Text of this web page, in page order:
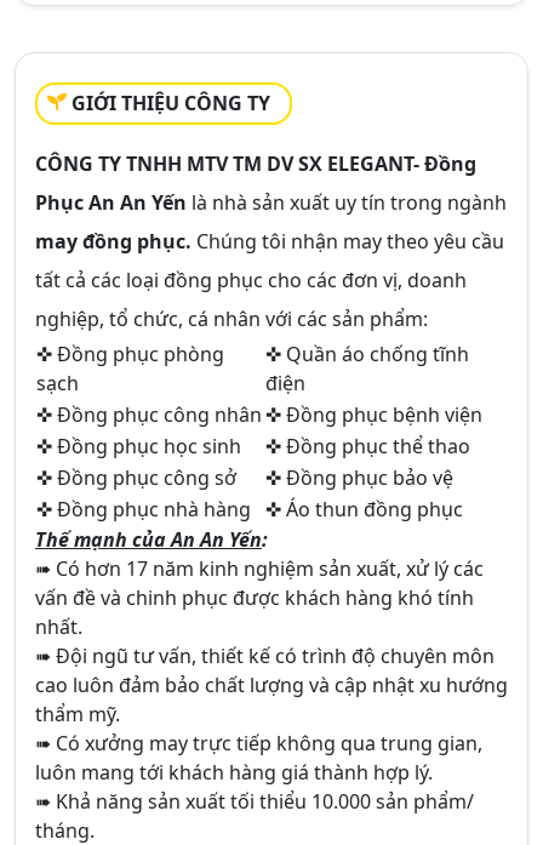
GIỚI THIỆU CÔNG TY
CÔNG TY TNHH MTV TM DV SX ELEGANT- Đồng
Phục An An Yến là nhà sản xuất uy tín trong ngành
may đồng phục. Chúng tôi nhận may theo yêu cầu
tất cả các loại đồng phục cho các đơn vị, doanh
nghiệp, tổ chức, cá nhân với các sản phẩm:
✜ Đồng phục phòng
sạch
✜ Quần áo chống tĩnh
điện
✜ Đồng phục công nhân✜ Đồng phục bệnh viện
✜ Đồng phục học sinh
✜ Đồng phục thể thao
✜ Đồng phục công sở
✜ Đồng phục bảo vệ
✜ Đồng phục nhà hàng ✜ Áo thun đồng phục
Thế mạnh của An An Yến:
➠ Có hơn 17 năm kinh nghiệm sản xuất, xử lý các
vấn đề và chinh phục được khách hàng khó tính
nhất.
➠ Đội ngũ tư vấn, thiết kế có trình độ chuyên môn
cao luôn đảm bảo chất lượng và cập nhật xu hướng
thẩm mỹ.
➠ Có xưởng may trực tiếp không qua trung gian,
luôn mang tới khách hàng giá thành hợp lý.
➠ Khả năng sản xuất tối thiểu 10.000 sản phẩm/
tháng.